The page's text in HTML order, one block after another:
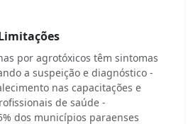
por agrotóxicos têm sintomas
a suspeição e diagnóstico -
nas capacitações e
de saúde -
dos municípios paraenses